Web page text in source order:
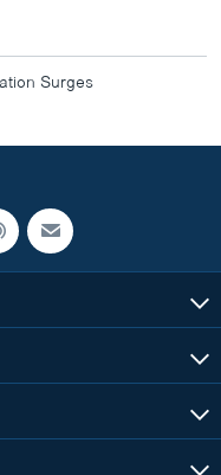
Surges